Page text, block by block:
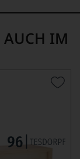
AUCH IM